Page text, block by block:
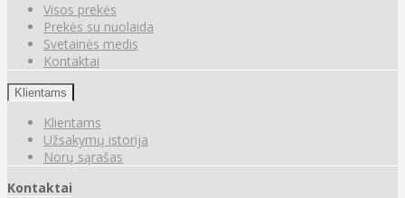
Visos prekės
Prekės su nuolaida
Svetainės medis
Kontaktai
Klientams
Klientams
Užsakymų istorija
Norų sąrašas
Kontaktai